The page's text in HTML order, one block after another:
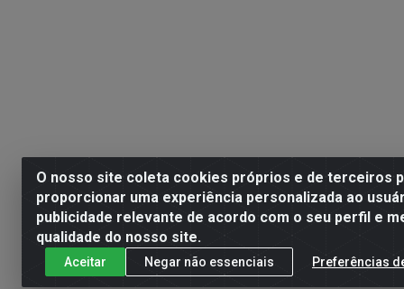
O nosso site coleta cookies próprios e de terceiros
proporcionar uma experiência personalizada ao
publicidade relevante de acordo com o seu perfil e
qualidade do nosso site.
Aceitar Negar não essenciais Preferências